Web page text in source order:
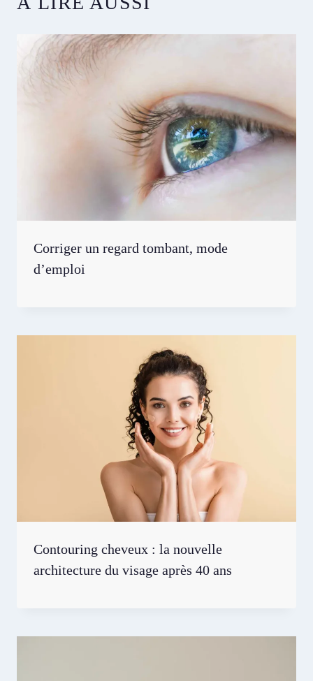
Corriger un regard tombant, mode
d’emploi
Contouring cheveux : la nouvelle
architecture du visage après 40 ans